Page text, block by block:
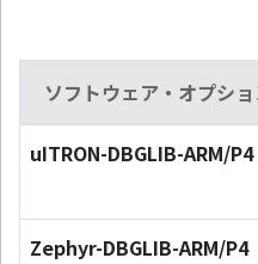
ソフトウェア・オプシ
uITRON-DBGLIB-ARM/P4
Zephyr-DBGLIB-ARM/P4